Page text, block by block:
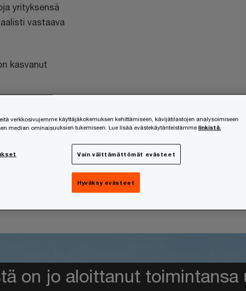
yrityksensä
vastaava
kasvanut
määrään
on jo aloittanut toimintansa
verkkosivujemme käyttäjäkokemuksen kehittämiseen, kävijätilastojen analysoimiseen
median ominaisuuksien tukemiseen. Lue lisää evästekäytänteistämme linkistä.
Vain välttämättömät evästeet
Hyväksy evästeet